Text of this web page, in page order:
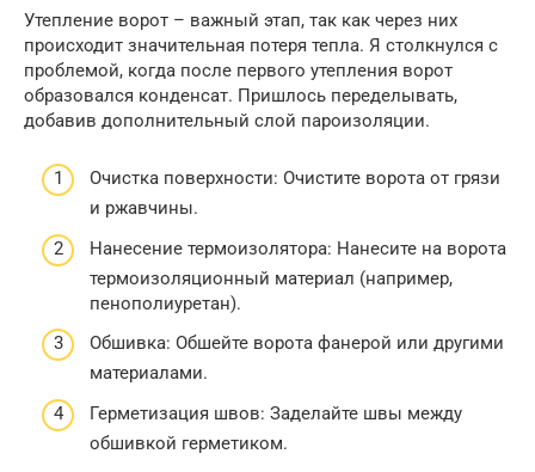
Утепление ворот – важный этап, так как через них
происходит значительная потеря тепла. Я столкнулся с
проблемой, когда после первого утепления ворот
образовался конденсат. Пришлось переделывать,
добавив дополнительный слой пароизоляции.
Очистка поверхности: Очистите ворота от грязи
и ржавчины.
Нанесение термоизолятора: Нанесите на ворота
термоизоляционный материал (например,
пенополиуретан).
Обшивка: Обшейте ворота фанерой или другими
материалами.
Герметизация швов: Заделайте швы между
обшивкой герметиком.